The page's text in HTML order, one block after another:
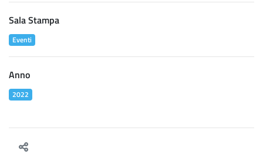
Sala Stampa
Eventi
Anno
2022